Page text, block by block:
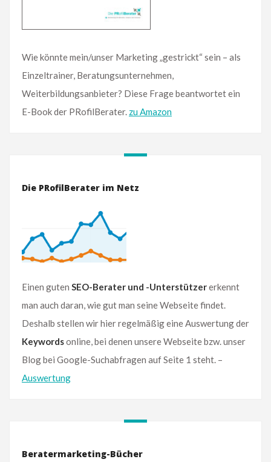
Wie könnte mein/unser Marketing „gestrickt“ sein – als
Einzeltrainer, Beratungsunternehmen,
Weiterbildungsanbieter? Diese Frage beantwortet ein
E-Book der PRofilBerater. zu Amazon
Die PRofilBerater im Netz
Einen guten SEO-Berater und -Unterstützererkennt
man auch daran, wie gut man seine Webseite findet.
Deshalb stellen wir hier regelmäßig eine Auswertung der
Keywordsonline, bei denen unsere Webseite bzw. unser
Blog bei Google-Suchabfragen auf Seite 1 steht. –
Auswertung
Beratermarketing-Bücher